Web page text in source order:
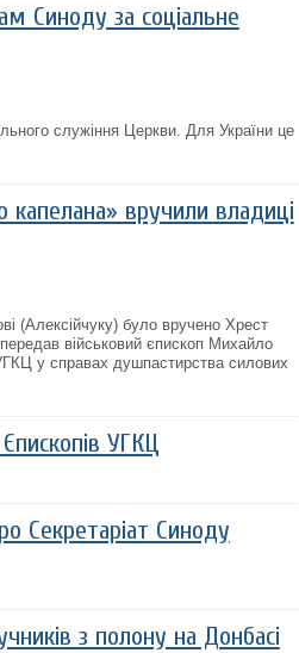
Синоду за соціальне
служіння Церкви. Для України це
капелана» вручили владиці
(Алексійчуку) було вручено Хрест
військовий єпископ Михайло
у справах душпастирства силових
УГКЦ
Секретаріат Синоду
з полону на Донбасі